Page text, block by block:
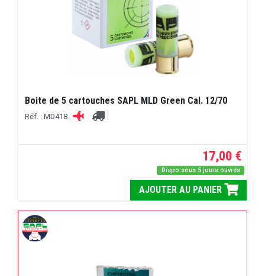
Boite de 5 cartouches SAPL MLD Green Cal. 12/70
Réf. : MD418
17,00 €
Dispo sous 5 jours ouvrés
AJOUTER AU PANIER